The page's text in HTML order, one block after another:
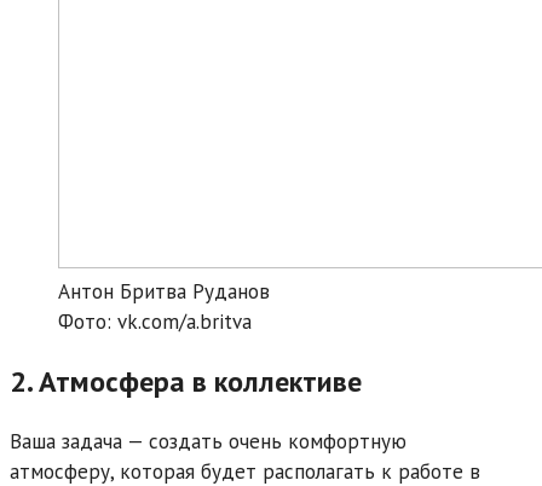
Антон Бритва Руданов
Фото: vk.com/a.britva
2. Атмосфера в коллективе
Ваша задача — создать очень комфортную
атмосферу, которая будет располагать к работе в